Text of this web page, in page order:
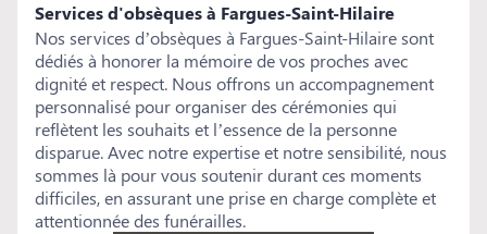
Services d'obsèques à Fargues-Saint-Hilaire
Nos services d’obsèques à Fargues-Saint-Hilaire sont
dédiés à honorer la mémoire de vos proches avec
dignité et respect. Nous offrons un accompagnement
personnalisé pour organiser des cérémonies qui
reflètent les souhaits et l’essence de la personne
disparue. Avec notre expertise et notre sensibilité, nous
sommes là pour vous soutenir durant ces moments
difficiles, en assurant une prise en charge complète et
attentionnée des funérailles.